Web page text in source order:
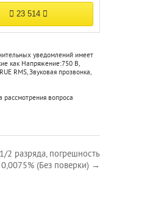
23 514
уведомлений имеет
как Напряжение:750 В,
RMS, Звуковая прозвонка,
рассмотрения вопроса
2 разряда, погрешность
0,0075% (Без поверки) →